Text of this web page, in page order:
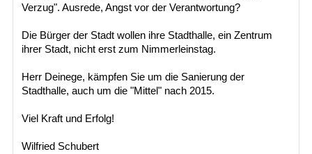
Verzug". Ausrede, Angst vor der Verantwortung?
Die Bürger der Stadt wollen ihre Stadthalle, ein Zentrum
ihrer Stadt, nicht erst zum Nimmerleinstag.
Herr Deinege, kämpfen Sie um die Sanierung der
Stadthalle, auch um die "Mittel" nach 2015.
Viel Kraft und Erfolg!
Wilfried Schubert